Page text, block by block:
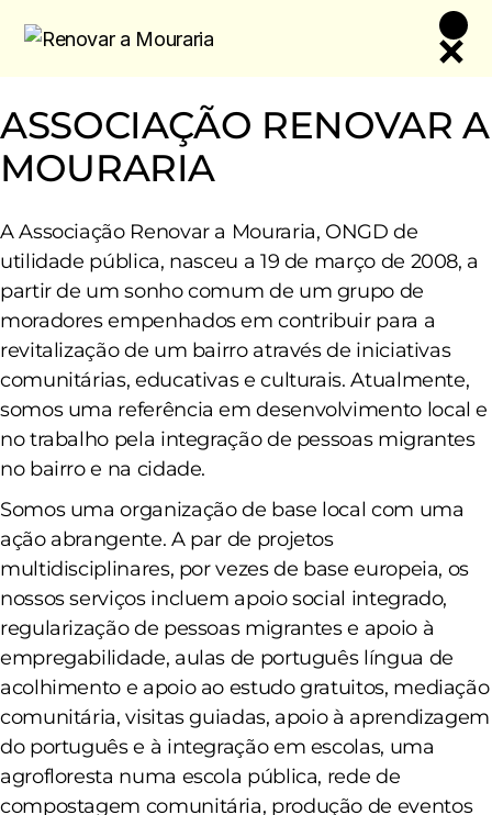
the
ASSOCIAÇÃO RENOVAR A
MOURARIA
A Associação Renovar a Mouraria, ONGD de
utilidade pública, nasceu a 19 de março de 2008, a
partir de um sonho comum de um grupo de
moradores empenhados em contribuir para a
revitalização de um bairro através de iniciativas
comunitárias, educativas e culturais. Atualmente,
somos uma referência em desenvolvimento local e
no trabalho pela integração de pessoas migrantes
no bairro e na cidade.
Somos uma organização de base local com uma
ação abrangente. A par de projetos
multidisciplinares, por vezes de base europeia, os
nossos serviços incluem apoio social integrado,
regularização de pessoas migrantes e apoio à
empregabilidade, aulas de português língua de
acolhimento e apoio ao estudo gratuitos, mediação
comunitária, visitas guiadas, apoio à aprendizagem
do português e à integração em escolas, uma
agrofloresta numa escola pública, rede de
compostagem comunitária, produção de eventos